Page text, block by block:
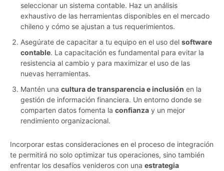
seleccionar un sistema contable. Haz un análisis
exhaustivo de las herramientas disponibles en el mercado
chileno y cómo se ajustan a tus requerimientos.
Asegúrate de capacitar a tu equipo en el uso del software
contable. La capacitación es fundamental para evitar la
resistencia al cambio y para maximizar el uso de las
nuevas herramientas.
Mantén una cultura de transparencia e inclusión en la
gestión de información financiera. Un entorno donde se
comparten datos fomenta la confianza y un mejor
rendimiento organizacional.
Incorporar estas consideraciones en el proceso de integración
te permitirá no solo optimizar tus operaciones, sino también
enfrentar los desafíos venideros con una estrategia